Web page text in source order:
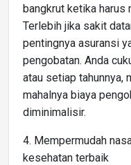
bangkrut ketika harus
Terlebih jika sakit
pentingnya asuransi
pengobatan. Anda
atau setiap tahunnya,
mahalnya biaya
diminimalisir.
4. Mempermudah
kesehatan terbaik